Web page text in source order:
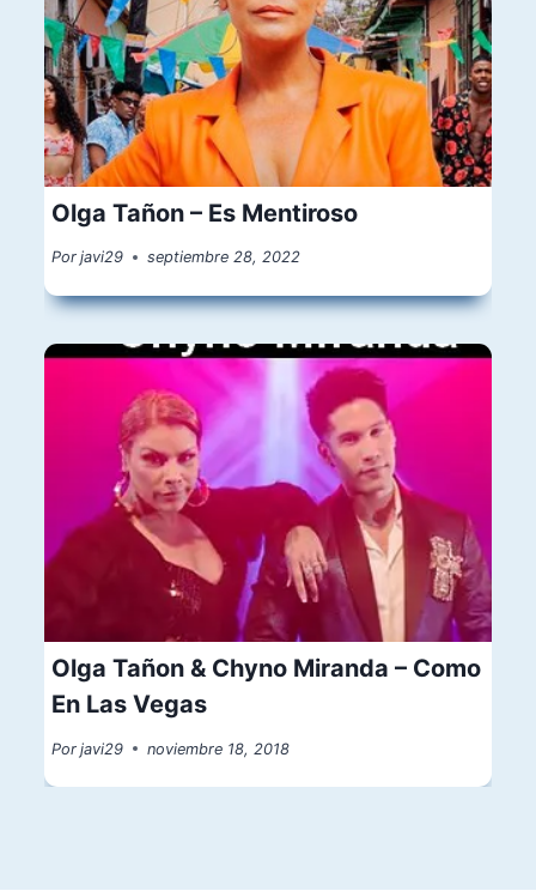
Olga Tañon – Es Mentiroso
Por javi29 septiembre 28, 2022
Olga Tañon & Chyno Miranda – Como
En Las Vegas
Por javi29 noviembre 18, 2018